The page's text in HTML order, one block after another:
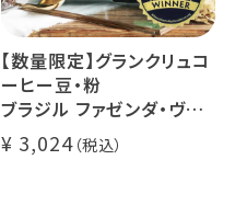
【数量限定】グランクリュコ
ーヒー豆・粉
ブラジル ファゼンダ・ヴァ
レ・ド・クリスタル（100g /
200g / 1kg）
3,024